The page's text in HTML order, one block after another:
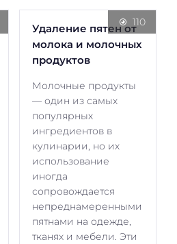
Удаление пятен от
молока и молочных
продуктов
Молочные продукты
— один из самых
популярных
ингредиентов в
кулинарии, но их
использование
иногда
сопровождается
непреднамеренными
пятнами на одежде,
тканях и мебели. Эти
110